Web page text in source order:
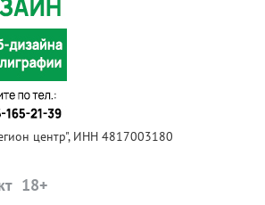
центр", ИНН 4817003180